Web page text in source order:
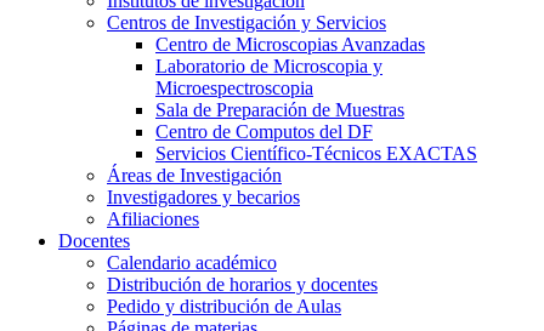
Centros de Investigación y Servicios
Centro de Microscopias Avanzadas
Laboratorio de Microscopia y
Microespectroscopia
Sala de Preparación de Muestras
Centro de Computos del DF
Servicios Científico-Técnicos EXACTAS
Áreas de Investigación
Investigadores y becarios
Afiliaciones
Docentes
Calendario académico
Distribución de horarios y docentes
Pedido y distribución de Aulas